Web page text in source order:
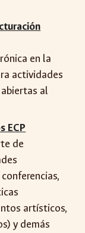
en la
actividades
al
ECP
de
artísticos,
y demás